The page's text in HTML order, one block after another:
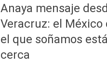
Anaya mensaje
Veracruz: el México
el que soñamos está
cerca